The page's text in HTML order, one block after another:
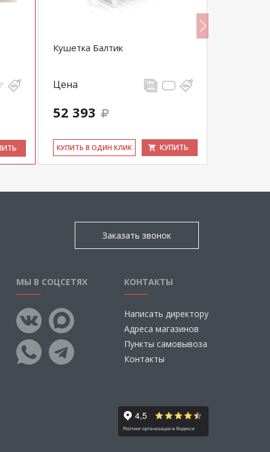
Кушетка Балтик
Цена
52 393
КУ­ПИТЬ В ОДИН КЛИК КУПИТЬ
Заказать звонок
МЫ В СОЦСЕТЯХ КОНТАКТЫ
Написать директору
Адреса магазинов
Пункты самовывоза
Контакты